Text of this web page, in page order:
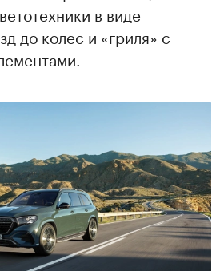
в виде
до колес и «гриля» с